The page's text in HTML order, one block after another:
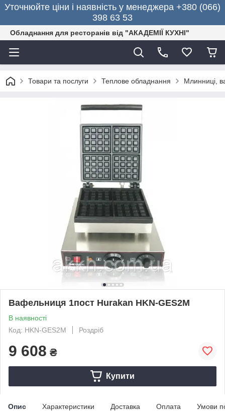
Уточнюйте ціни і наявність у менеджера +380 (066)
398 63 53
Обладнання для ресторанів від "АКАДЕМІЇ КУХНІ"
Товари та послуги Теплове обладнання Млинниці,
Вафельниця 1пост Hurakan HKN-GES2M
В наявності
Код: HKN-GES2M
Роздріб
9 608 ₴
Купити
Опис Характеристики Доставка Оплата Умови